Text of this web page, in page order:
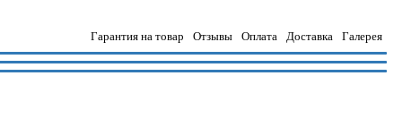
Галерея
Доставка
Оплата
Отзывы
Гарантия на товар